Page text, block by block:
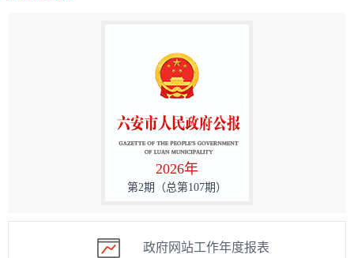
2026年
第2期（总第107期）
政府网站工作年度报表